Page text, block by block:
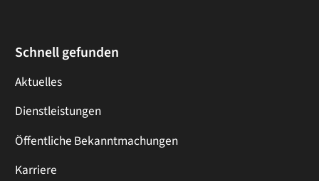
Schnell gefunden
Aktuelles
Dienstleistungen
Öffentliche Bekanntmachungen
Karriere